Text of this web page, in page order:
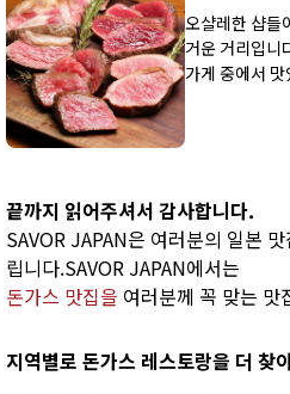
오샬레한 샵들
거운 거리입니
가게 중에서
끝까지 읽어주셔서 감사합니다.
SAVOR JAPAN은 여러분의 일본
립니다.SAVOR JAPAN에서는
돈가스 맛집을 여러분께 꼭 맞는 맛
지역별로 돈가스 레스토랑을 더 찾